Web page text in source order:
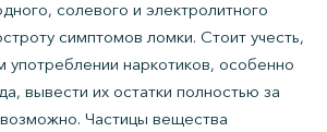
солевого и электролитного
симптомов ломки. Стоит учесть,
употреблении наркотиков, особенно
вывести их остатки полностью за
Частицы вещества